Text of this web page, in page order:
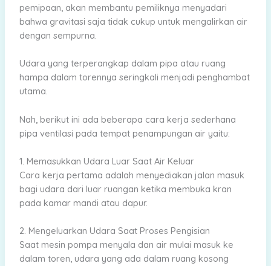
pemipaan, akan membantu pemiliknya menyadari
bahwa gravitasi saja tidak cukup untuk mengalirkan air
dengan sempurna.
Udara yang terperangkap dalam pipa atau ruang
hampa dalam torennya seringkali menjadi penghambat
utama.
Nah, berikut ini ada beberapa cara kerja sederhana
pipa ventilasi pada tempat penampungan air yaitu:
1. Memasukkan Udara Luar Saat Air Keluar
Cara kerja pertama adalah menyediakan jalan masuk
bagi udara dari luar ruangan ketika membuka kran
pada kamar mandi atau dapur.
2. Mengeluarkan Udara Saat Proses Pengisian
Saat mesin pompa menyala dan air mulai masuk ke
dalam toren, udara yang ada dalam ruang kosong